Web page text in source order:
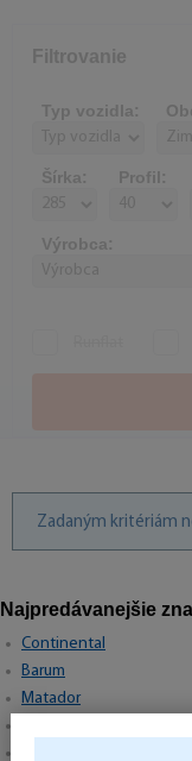
Filtrovanie
Typ vozidla:
Šírka: Profil:
Výrobca:
Zadaným kritériám
Najpredávanejšie
Continental
Barum
Matador